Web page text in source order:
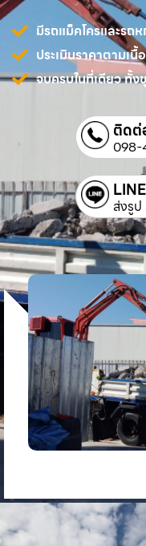
มีรถแม็คโครและร
ประเมินราคาตามเ
จบครบในที่เดียว ทั้
ติดต่
098-
LINE
ส่งรู